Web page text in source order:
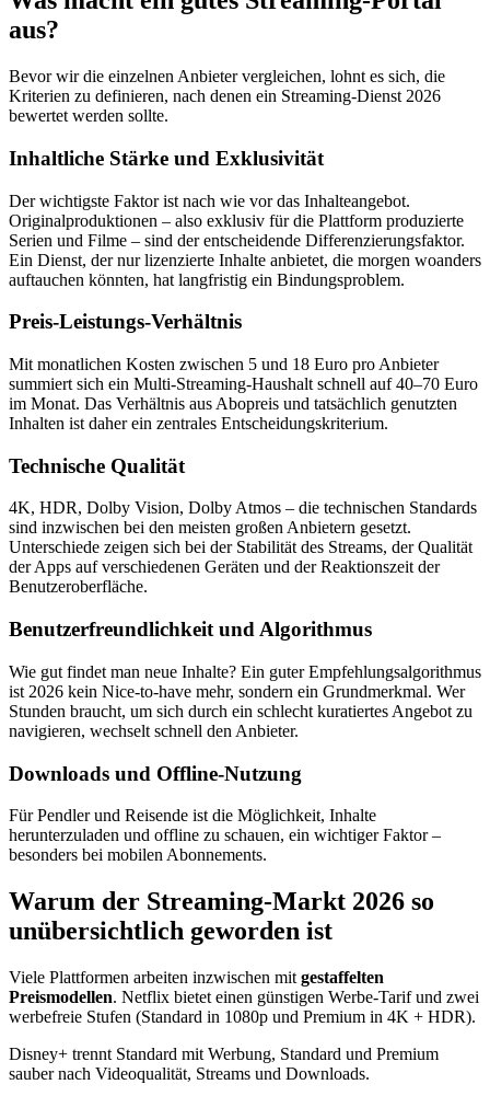
aus?
Bevor wir die einzelnen Anbieter vergleichen, lohnt es sich, die
Kriterien zu definieren, nach denen ein Streaming-Dienst 2026
bewertet werden sollte.
Inhaltliche Stärke und Exklusivität
Der wichtigste Faktor ist nach wie vor das Inhalteangebot.
Originalproduktionen – also exklusiv für die Plattform produzierte
Serien und Filme – sind der entscheidende Differenzierungsfaktor.
Ein Dienst, der nur lizenzierte Inhalte anbietet, die morgen woanders
auftauchen könnten, hat langfristig ein Bindungsproblem.
Preis-Leistungs-Verhältnis
Mit monatlichen Kosten zwischen 5 und 18 Euro pro Anbieter
summiert sich ein Multi-Streaming-Haushalt schnell auf 40–70 Euro
im Monat. Das Verhältnis aus Abopreis und tatsächlich genutzten
Inhalten ist daher ein zentrales Entscheidungskriterium.
Technische Qualität
4K, HDR, Dolby Vision, Dolby Atmos – die technischen Standards
sind inzwischen bei den meisten großen Anbietern gesetzt.
Unterschiede zeigen sich bei der Stabilität des Streams, der Qualität
der Apps auf verschiedenen Geräten und der Reaktionszeit der
Benutzeroberfläche.
Benutzerfreundlichkeit und Algorithmus
Wie gut findet man neue Inhalte? Ein guter Empfehlungsalgorithmus
ist 2026 kein Nice-to-have mehr, sondern ein Grundmerkmal. Wer
Stunden braucht, um sich durch ein schlecht kuratiertes Angebot zu
navigieren, wechselt schnell den Anbieter.
Downloads und Offline-Nutzung
Für Pendler und Reisende ist die Möglichkeit, Inhalte
herunterzuladen und offline zu schauen, ein wichtiger Faktor –
besonders bei mobilen Abonnements.
Warum der Streaming-Markt 2026 so
unübersichtlich geworden ist
Viele Plattformen arbeiten inzwischen mit gestaffelten
Preismodellen. Netflix bietet einen günstigen Werbe-Tarif und zwei
werbefreie Stufen (Standard in 1080p und Premium in 4K + HDR).
Disney+ trennt Standard mit Werbung, Standard und Premium
sauber nach Videoqualität, Streams und Downloads.